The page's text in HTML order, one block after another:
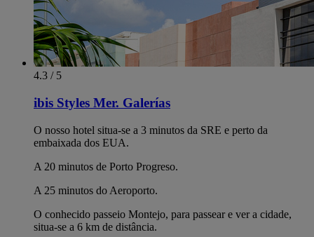
4.3 / 5
ibis Styles Mer. Galerías
O nosso hotel situa-se a 3 minutos da SRE e perto da
embaixada dos EUA.
A 20 minutos de Porto Progreso.
A 25 minutos do Aeroporto.
O conhecido passeio Montejo, para passear e ver a cidade,
situa-se a 6 km de distância.